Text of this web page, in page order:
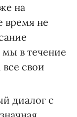
на
время не
в течение
свои
диалог с